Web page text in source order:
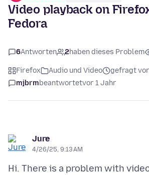
Video playback on
Fedora
6Antworten 2haben dieses Problem
Firefox Audio und Video
gefragt
mjbrmbeantwortetvor 1 Jahr
Jure
4/26/25, 9:13 AM
Hi. There is a problem with